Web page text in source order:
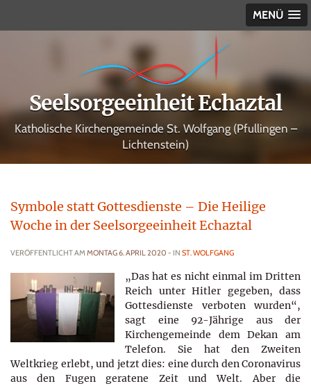
MENÜ
Seelsorgeeinheit Echaztal
Katholische Kirchengemeinde St. Wolfgang (Pfullingen –
Lichtenstein)
Symbole statt Gottesdienste – Die Heilige
Woche in der Seelsorgeeinheit Echaztal
VERÖFFENTLICHT AMMONTAG 6. APRIL 2020 - IN ST. WOLFGANG
„Das hat es nicht einmal im Dritten
Reich unter Hitler gegeben, dass
Gottesdienste verboten wurden“,
sagt eine 92-Jährige aus der
Kirchengemeinde dem Dekan am
Telefon. Sie hat den Zweiten
Weltkrieg erlebt, und jetzt dies: eine durch den Coronavirus
aus den Fugen geratene Zeit und Welt. Aber die